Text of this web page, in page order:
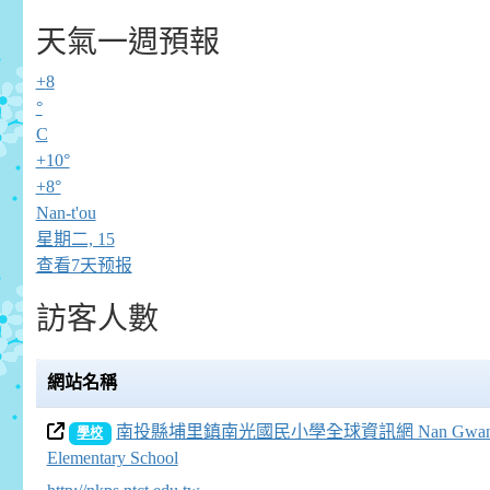
天氣一週預報
+8
°
C
+10°
+8°
Nan-t'ou
星期二, 15
查看7天预报
訪客人數
網站名稱
學校
南投縣埔里鎮南光國民小學全球資訊網 Nan
Elementary School